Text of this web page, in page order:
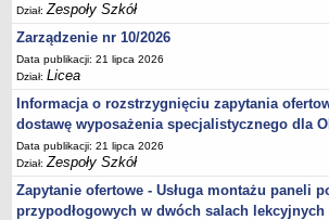
Dział:Zespoły Szkół
Zarządzenie nr 10/2026
Data publikacji: 21 lipca 2026
Dział:Licea
Informacja o rozstrzygnięciu zapytania
dostawę wyposażenia specjalistycznego dla
Data publikacji: 21 lipca 2026
Dział:Zespoły Szkół
Zapytanie ofertowe - Usługa montażu paneli
przypodłogowych w dwóch salach